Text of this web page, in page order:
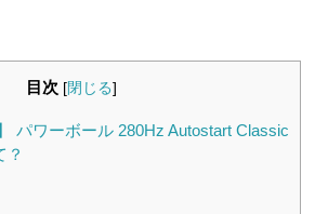
目次 [閉じる]
パワーボール 280Hz Autostart Classic
？